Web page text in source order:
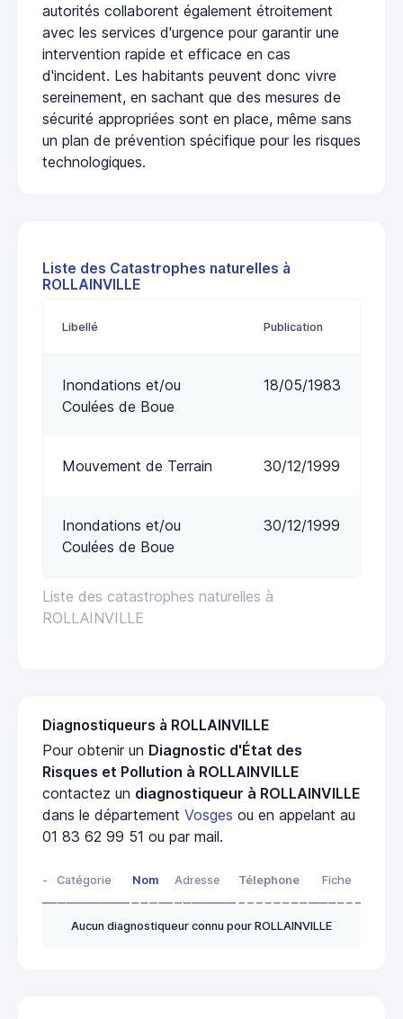
autorités collaborent également étroitement
avec les services d'urgence pour garantir une
intervention rapide et efficace en cas
d'incident. Les habitants peuvent donc vivre
sereinement, en sachant que des mesures de
sécurité appropriées sont en place, même sans
un plan de prévention spécifique pour les risques
technologiques.
Liste des Catastrophes naturelles à
ROLLAINVILLE
Liste des catastrophes naturelles à
ROLLAINVILLE
Libellé Publication
Inondations et/ou
Coulées de Boue
18/05/1983
Mouvement de Terrain 30/12/1999
Inondations et/ou
Coulées de Boue
30/12/1999
Diagnostiqueurs à ROLLAINVILLE
Pour obtenir un Diagnostic d'État des
Risques et Pollution à ROLLAINVILLE
contactez un diagnostiqueur à ROLLAINVILLE
dans le département Vosges ou en appelant au
01 83 62 99 51 ou par mail.
- Catégorie Nom Adresse Télephone Fiche
Aucun diagnostiqueur connu pour ROLLAINVILLE